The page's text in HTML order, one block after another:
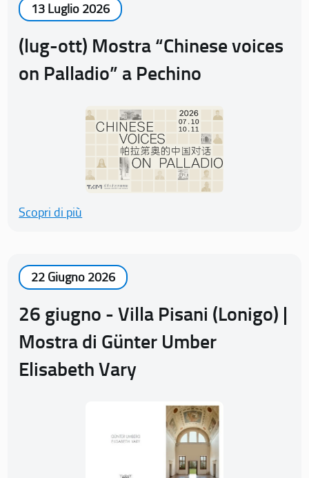
13 Luglio 2026
(lug-ott) Mostra “Chinese voices
on Palladio” a Pechino
Scopri di più
22 Giugno 2026
26 giugno - Villa Pisani (Lonigo) |
Mostra di Günter Umber
Elisabeth Vary